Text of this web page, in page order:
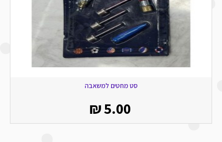
סט מחטים למשאבה
₪5.00